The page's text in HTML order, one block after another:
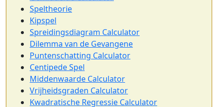
Speltheorie
Kipspel
Spreidingsdiagram Calculator
Dilemma van de Gevangene
Puntenschatting Calculator
Centipede Spel
Middenwaarde Calculator
Vrijheidsgraden Calculator
Kwadratische Regressie Calculator